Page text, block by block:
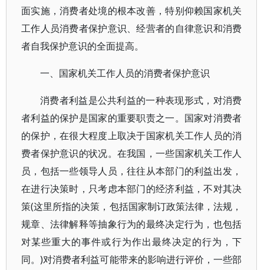
面实施，消费者处境的根本改善，特别仰赖国家机关
工作人员消费者保护意识、经营者的自律意识和消费
者自我保护意识的全面提高。
一、国家机关工作人员的消费者保护意识
消费者利益是公共利益的一种表现形式，对消费
者利益的保护是国家的重要职责之一。国家对消费者
的保护，在很大程度上取决于国家机关工作人员的消
费者保护意识的状况。在我国，一些国家机关工作人
员，包括一些领导人员，往往从本部门的利益出发，
在进行决策时，只考虑本部门的经济利益，不对其决
策(这里所指的决策，包括国家制订政策法律，法规，
规章、法律解释等抽象行为的最终决定行为，也包括
对某些重大的事件或行为作出最终决定的行为，下
同。)对消费者利益可能带来的影响进行评价，一些部